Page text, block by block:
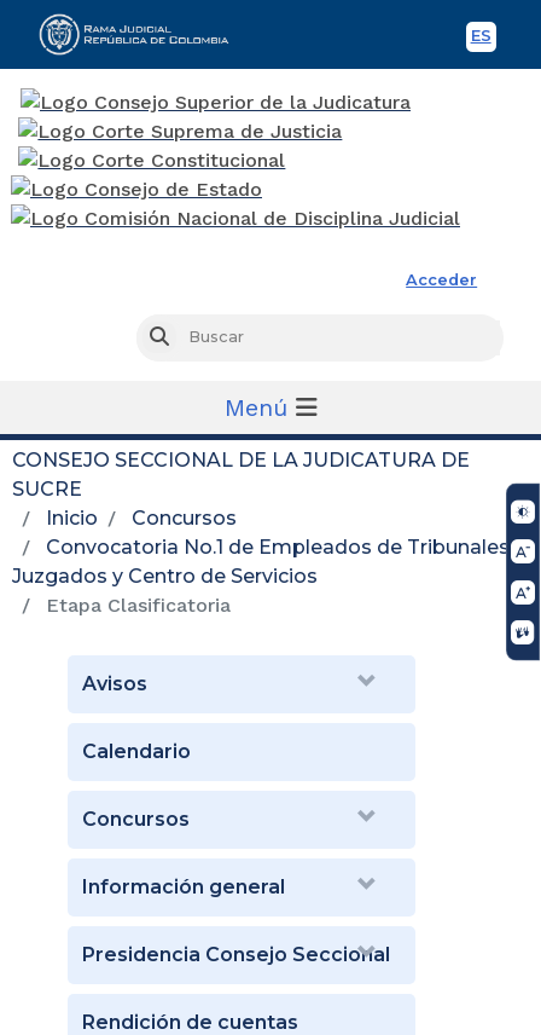
ES
Acceder
Buscar
Menú
CONSEJO SECCIONAL DE LA JUDICATURA DE
SUCRE
Inicio
Concursos
Convocatoria No.1 de Empleados de Tribunales,
Juzgados y Centro de Servicios
Etapa Clasificatoria
Avisos
Calendario
Concursos
Información general
Presidencia Consejo Seccional
Rendición de cuentas